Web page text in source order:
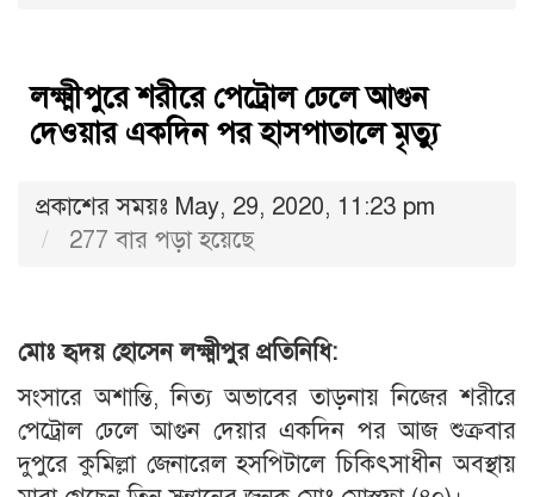
লক্ষ্মীপুরে শরীরে পেট্রোল ঢেলে আগুন
দেওয়ার একদিন পর হাসপাতালে মৃত্যু
প্রকাশের সময়ঃ May, 29, 2020, 11:23 pm
277 বার পড়া হয়েছে
মোঃ হৃদয় হোসেন লক্ষ্মীপুর প্রতিনিধি:
সংসারে অশান্তি, নিত্য অভাবের তাড়নায় নিজের শরীরে
পেট্রোল ঢেলে আগুন দেয়ার একদিন পর আজ শুক্রবার
দুপুরে কুমিল্লা জেনারেল হসপিটালে চিকিৎসাধীন অবস্থায়